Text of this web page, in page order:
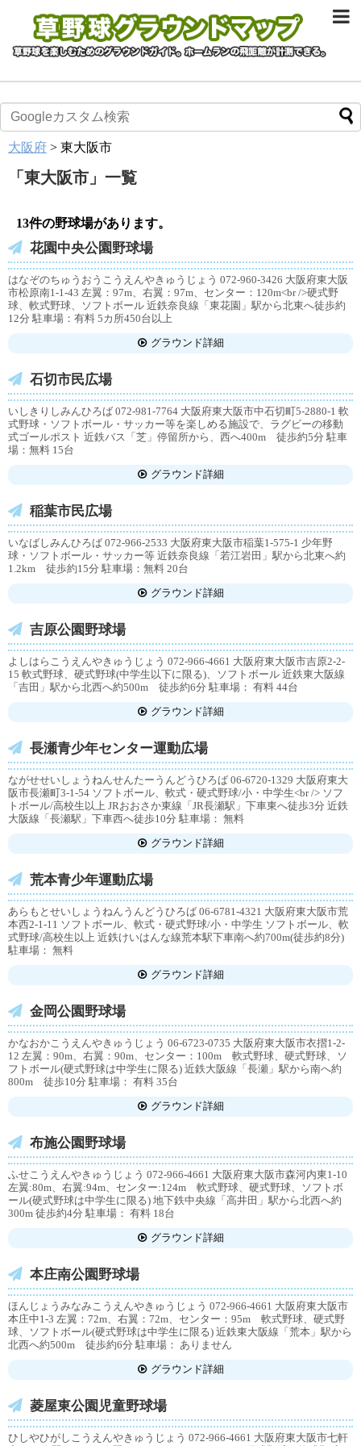
大阪府 > 東大阪市
「 東大阪市 」 一覧
13件の野球場があります。
花園中央公園野球場
はなぞのちゅうおうこうえんやきゅうじょう 072-960-3426 大阪府東大阪
市松原南1-1-43 左翼：97m、右翼：97m、センター：120m<br />硬式野
球、軟式野球、ソフトボール 近鉄奈良線「東花園」駅から北東へ徒歩約
12分 駐車場：有料 5カ所450台以上
グラウンド詳細
石切市民広場
いしきりしみんひろば 072-981-7764 大阪府東大阪市中石切町5-2880-1 軟
式野球・ソフトボール・サッカー等を楽しめる施設で、ラグビーの移動
式ゴールポスト 近鉄バス「芝」停留所から、西へ400m 徒歩約5分 駐車
場：無料 15台
グラウンド詳細
稲葉市民広場
いなばしみんひろば 072-966-2533 大阪府東大阪市稲葉1-575-1 少年野
球・ソフトボール・サッカー等 近鉄奈良線「若江岩田」駅から北東へ約
1.2km 徒歩約15分 駐車場：無料 20台
グラウンド詳細
吉原公園野球場
よしはらこうえんやきゅうじょう 072-966-4661 大阪府東大阪市吉原2-2-
15 軟式野球、硬式野球(中学生以下に限る)、ソフトボール 近鉄東大阪線
「吉田」駅から北西へ約500m 徒歩約6分 駐車場： 有料 44台
グラウンド詳細
長瀬青少年センター運動広場
ながせせいしょうねんせんたーうんどうひろば 06-6720-1329 大阪府東大
阪市長瀬町3-1-54 ソフトボール、軟式・硬式野球/小・中学生<br /> ソフ
トボール/高校生以上 JRおおさか東線「JR長瀬駅」下車東へ徒歩3分 近鉄
大阪線「長瀬駅」下車西へ徒歩10分 駐車場： 無料
グラウンド詳細
荒本青少年運動広場
あらもとせいしょうねんうんどうひろば 06-6781-4321 大阪府東大阪市荒
本西2-1-11 ソフトボール、軟式・硬式野球/小・中学生 ソフトボール、軟
式野球/高校生以上 近鉄けいはんな線荒本駅下車南へ約700m(徒歩約8分)
駐車場： 無料
グラウンド詳細
金岡公園野球場
かなおかこうえんやきゅうじょう 06-6723-0735 大阪府東大阪市衣摺1-2-
12 左翼：90m、右翼：90m、センター：100m 軟式野球、硬式野球、ソ
フトボール(硬式野球は中学生に限る) 近鉄大阪線「長瀬」駅から南へ約
800m 徒歩10分 駐車場： 有料 35台
グラウンド詳細
布施公園野球場
ふせこうえんやきゅうじょう 072-966-4661 大阪府東大阪市森河内東1-10
左翼:80m、右翼:94m、センター:124m 軟式野球、硬式野球、ソフトボ
ール(硬式野球は中学生に限る) 地下鉄中央線「高井田」駅から北西へ約
300m 徒歩約4分 駐車場： 有料 18台
グラウンド詳細
本庄南公園野球場
ほんじょうみなみこうえんやきゅうじょう 072-966-4661 大阪府東大阪市
本庄中1-3 左翼：72m、右翼：72m、センター：95m 軟式野球、硬式野
球、ソフトボール(硬式野球は中学生に限る) 近鉄東大阪線「荒本」駅から
北西へ約500m 徒歩約6分 駐車場： ありません
グラウンド詳細
菱屋東公園児童野球場
ひしやひがしこうえんやきゅうじょう 072-966-4661 大阪府東大阪市七軒